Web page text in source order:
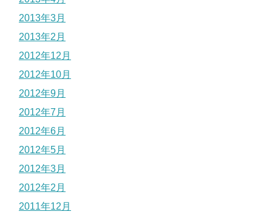
2013年3月
2013年2月
2012年12月
2012年10月
2012年9月
2012年7月
2012年6月
2012年5月
2012年3月
2012年2月
2011年12月